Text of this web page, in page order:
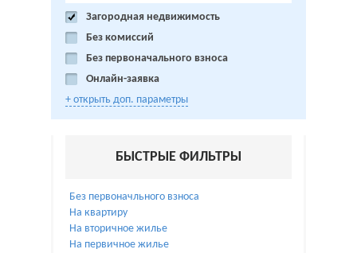
Загородная недвижимость
Без комиссий
Без первоначального взноса
Онлайн-заявка
+ открыть доп. параметры
БЫСТРЫЕ ФИЛЬТРЫ
Без первоначльного взноса
На квартиру
На вторичное жилье
На первичное жилье